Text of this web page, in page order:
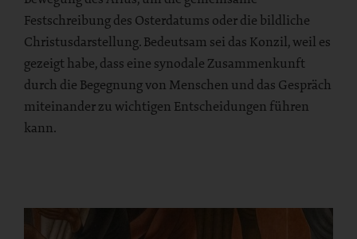
Festschreibung des Osterdatums oder die bildliche
Christusdarstellung. Bedeutsam sei das Konzil, weil es
gezeigt habe, dass eine synodale Zusammenkunft
durch die Begegnung von Menschen und das Gespräch
miteinander zu wichtigen Entscheidungen führen
kann.